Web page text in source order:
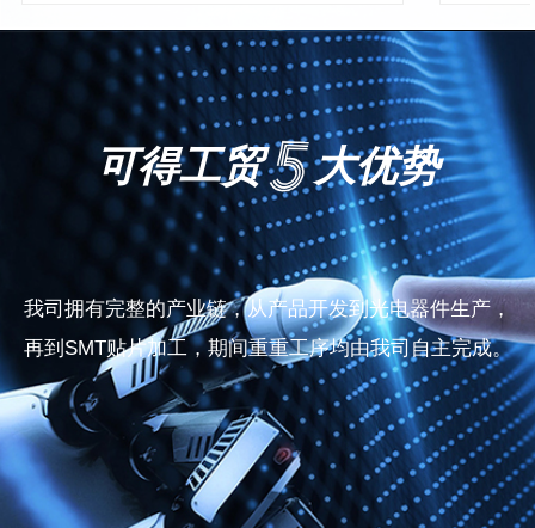
可得工贸 大优势
我司拥有完整的产业链，从产品开发到光电器件生产，
再到SMT贴片加工，期间重重工序均由我司自主完成。